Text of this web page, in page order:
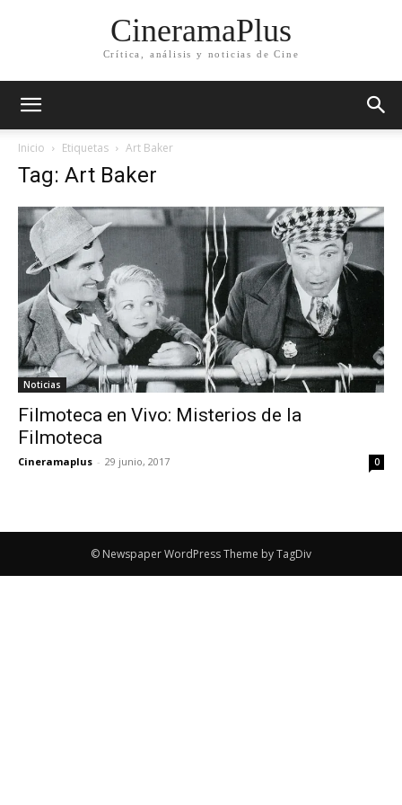
CineramaPlus
Crítica, análisis y noticias de Cine
Inicio Etiquetas Art Baker
Tag: Art Baker
Noticias
Filmoteca en Vivo: Misterios de la
Filmoteca
Cineramaplus - 29 junio, 2017 0
© Newspaper WordPress Theme by TagDiv